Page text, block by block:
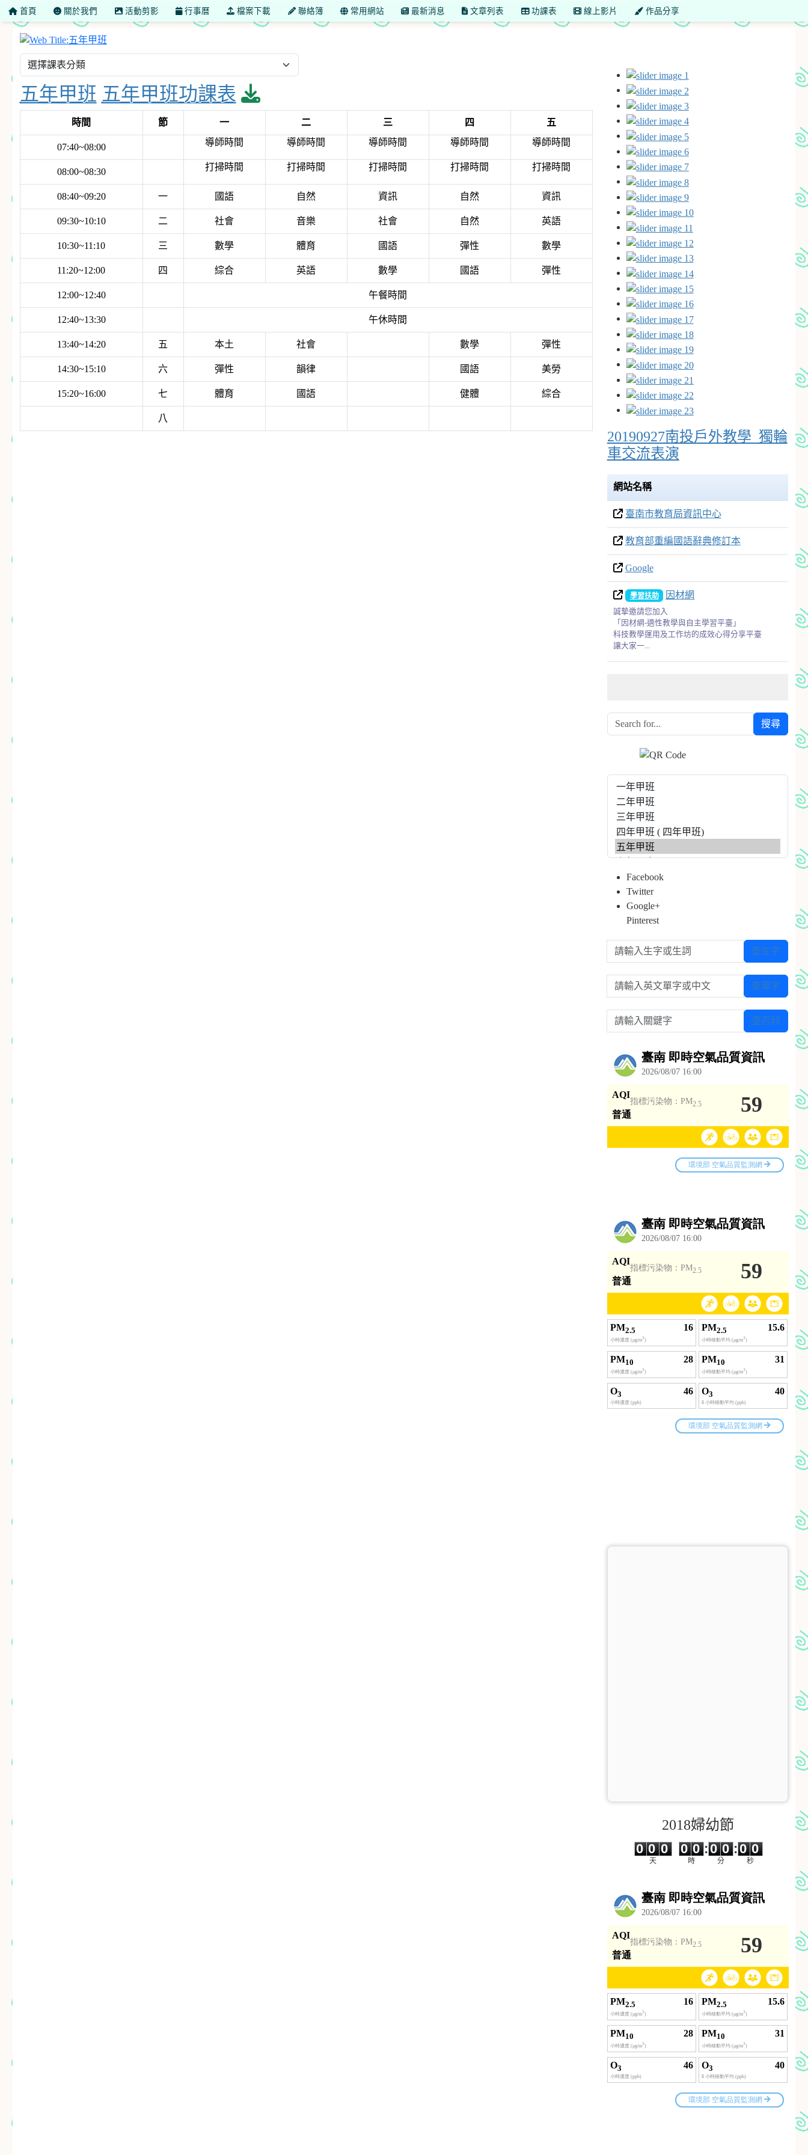
首頁 關於我們 活動剪影 行事曆 檔案下載 聯絡簿 常用網站 最新消息 文章列表 功課表 線上影片 作品分享
五年甲班
五年甲班 五年甲班功課表 download pdf
時間 節 一 二 三 四 五
07:40~08:00 導師時間 導師時間 導師時間 導師時間 導師時間
08:00~08:30 打掃時間 打掃時間 打掃時間 打掃時間 打掃時間
08:40~09:20 一 國語 自然 資訊 自然 資訊
09:30~10:10 二 社會 音樂 社會 自然 英語
10:30~11:10 三 數學 體育 國語 彈性 數學
11:20~12:00 四 綜合 英語 數學 國語 彈性
12:00~12:40 午餐時間
12:40~13:30 午休時間
13:40~14:20 五 本土 社會 數學 彈性
14:30~15:10 六 彈性 韻律 國語 美勞
15:20~16:00 七 體育 國語 健體 綜合
八
20190927南投戶外教學_獨輪
車交流表演
網站名稱
臺南市教育局資訊中心
教育部重編國語辭典修訂本
Google
學習扶助 因材網
誠摯邀請您加入
「因材網-適性教學與自主學習平臺」
科技教學運用及工作坊的成效心得分享平臺
讓大家一...
搜尋
Facebook
Twitter
Google+
Pinterest
請輸入生字或生詞 查生字
請輸入英文單字或中文 查單字
請輸入關鍵字 查百科
2018婦幼節
0 0
0
0
天
0
0
0
0
時
:
0
0
0
0
分
:0 0
秒